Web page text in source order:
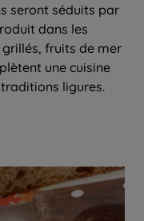
seront séduits par
dans les
fruits de mer
une cuisine
ligures.